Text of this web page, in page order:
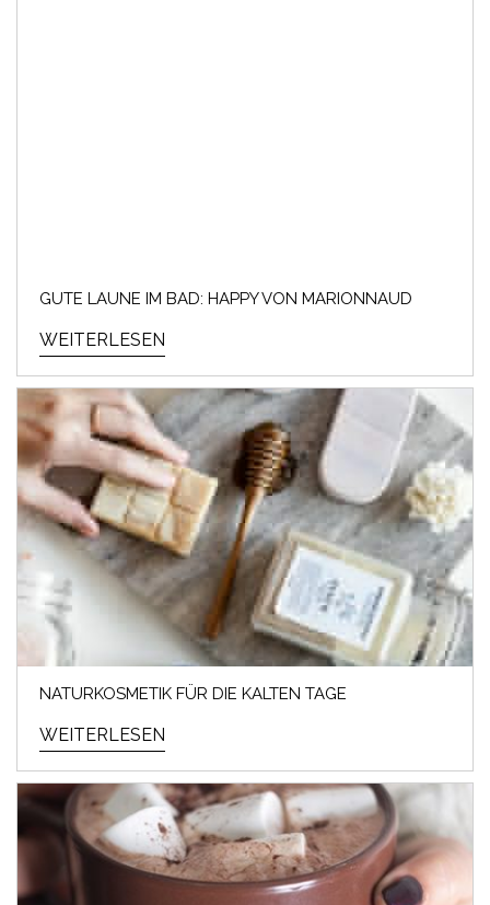
GUTE LAUNE IM BAD: HAPPY VON MARIONNAUD
WEITERLESEN
NATURKOSMETIK FÜR DIE KALTEN TAGE
WEITERLESEN